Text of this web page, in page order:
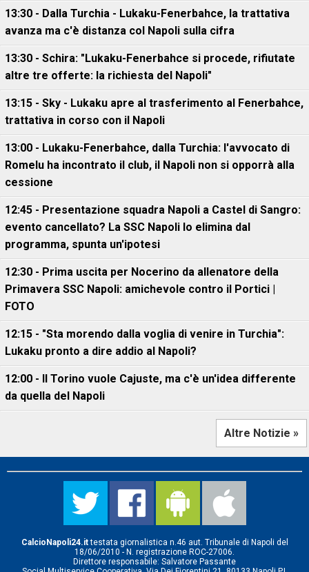
13:30 - Dalla Turchia - Lukaku-Fenerbahce, la trattativa
avanza ma c'è distanza col Napoli sulla cifra
13:30 - Schira: "Lukaku-Fenerbahce si procede, rifiutate
altre tre offerte: la richiesta del Napoli"
13:15 - Sky - Lukaku apre al trasferimento al Fenerbahce,
trattativa in corso con il Napoli
13:00 - Lukaku-Fenerbahce, dalla Turchia: l'avvocato di
Romelu ha incontrato il club, il Napoli non si opporrà alla
cessione
12:45 - Presentazione squadra Napoli a Castel di Sangro:
evento cancellato? La SSC Napoli lo elimina dal
programma, spunta un'ipotesi
12:30 - Prima uscita per Nocerino da allenatore della
Primavera SSC Napoli: amichevole contro il Portici |
FOTO
12:15 - "Sta morendo dalla voglia di venire in Turchia":
Lukaku pronto a dire addio al Napoli?
12:00 - Il Torino vuole Cajuste, ma c'è un'idea differente
da quella del Napoli
Altre Notizie »
CalcioNapoli24.ittestata giornalistica n.46 aut. Tribunale di Napoli del
18/06/2010 - N. registrazione ROC-27006.
Direttore responsabile: Salvatore Passante